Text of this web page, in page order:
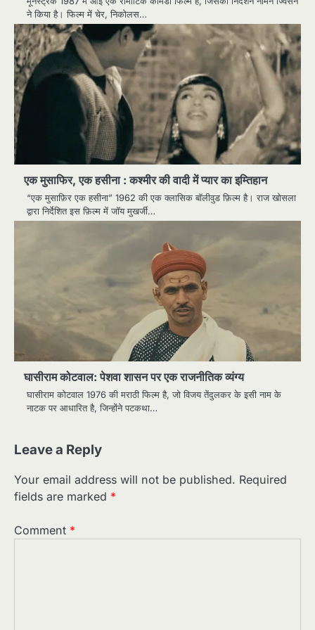
ने किया है। फिल्म में चेर, निकोलस…
एक मुसाफिर, एक हसीना : कश्मीर की वादी में प्यार का इम्तिहान
“एक मुसाफ़िर एक हसीना” 1962 की एक क्लासिक बॉलीवुड फ़िल्म है। राज खोसला
द्वारा निर्देशित इस फ़िल्म में जॉय मुखर्जी…
घासीराम कोटवाल: पेशवा शासन पर एक राजनीतिक व्यंग्य
घासीराम कोटवाल 1976 की मराठी फिल्म है, जो विजय तेंदुलकर के इसी नाम के
नाटक पर आधारित है, जिन्होंने पटकथा…
Leave a Reply
Your email address will not be published. Required
fields are marked *
Comment *